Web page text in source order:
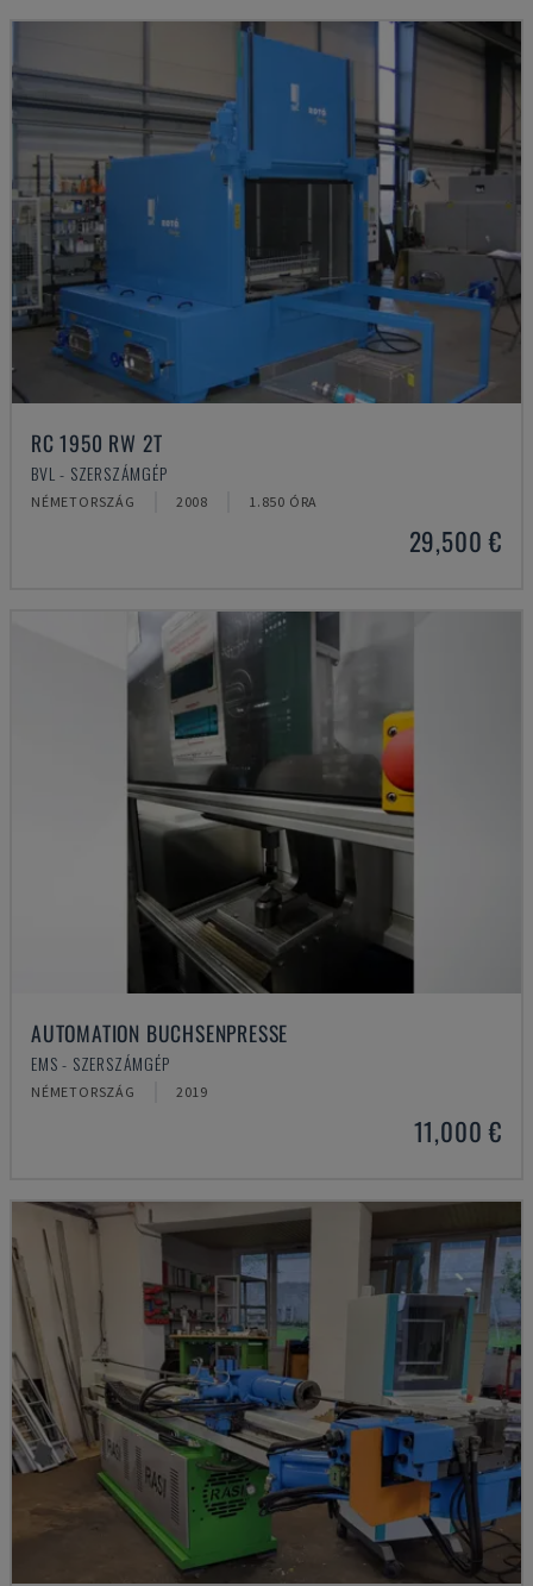
RC 1950 RW 2T
BVL - SZERSZÁMGÉP
NÉMETORSZÁG 2008 1.850 ÓRA
29,500 €
AUTOMATION BUCHSENPRESSE
EMS - SZERSZÁMGÉP
NÉMETORSZÁG 2019
11,000 €